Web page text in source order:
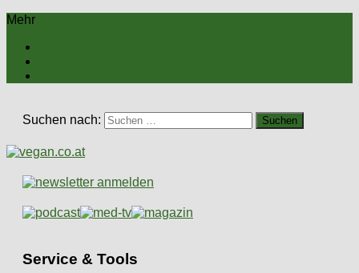
Mehr
Suchen nach:
Service & Tools